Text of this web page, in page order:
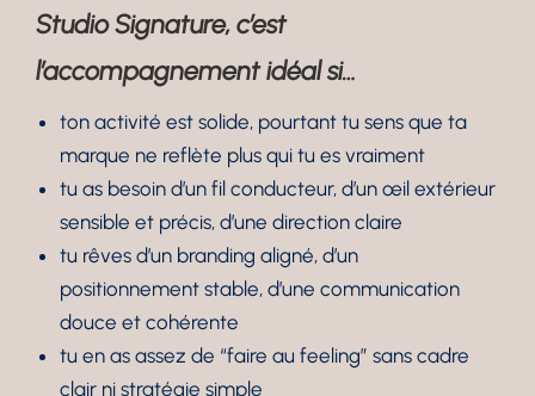
Studio Signature, c’est
l’accompagnement idéal si…
ton activité est solide, pourtant tu sens que ta
marque ne reflète plus qui tu es vraiment
tu as besoin d’un fil conducteur, d’un œil extérieur
sensible et précis, d’une direction claire
tu rêves d’un branding aligné, d’un
positionnement stable, d’une communication
douce et cohérente
tu en as assez de “faire au feeling” sans cadre
clair ni stratégie simple